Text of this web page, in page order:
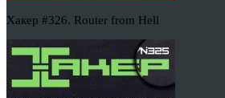
Хакер #326. Router from Hell